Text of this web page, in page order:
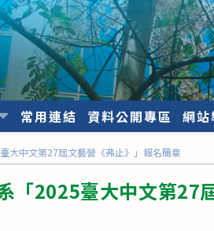
常用連結 資料公開專區 網站
大中文第27屆文藝營《弗止》」報名簡章
「2025臺大中文第27